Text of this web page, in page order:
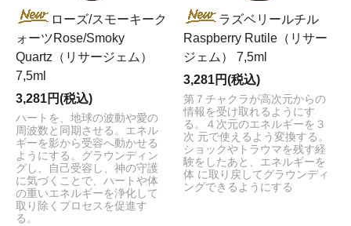
ローズ/スモーキーク
ォーツRose/Smoky
Quartz（リサージェム）
7,5ml
3,281円(税込)
ハートを、地球の波動や愛の
周波数と同期させる。エネル
ギーを影から受容へ動かせる
ようにする。グラウンディン
グし、自己受容し、神の守護
に気づくことで、ハートや体
の重いエネルギーを浄化して
取り除くプロセスを促進す
る。
ラズベリールチル
Raspberry Rutile（リサー
ジェム） 7,5ml
3,281円(税込)
第７チャクラが高次元からの
情報を受け取れるようにす
る。４次元のエネルギーを３
次 元で使えるよう変換する。
ショックやトラウマを残す経
験をしたあと、エネルギーを
体 に取り戻してグラウンディ
ングできるようにする